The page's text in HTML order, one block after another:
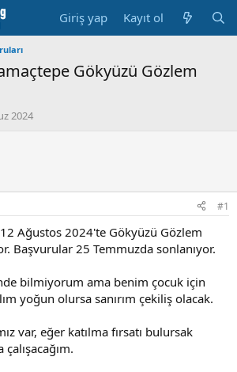
Giriş yap Kayıt ol
Gökyüzü Gözlem
2024
#1
Ağustos 2024'te Gökyüzü Gözlem
Başvurular 25 Temmuzda sonlanıyor.
bilmiyorum ama benim çocuk için
yoğun olursa sanırım çekiliş olacak.
var, eğer katılma fırsatı bulursak